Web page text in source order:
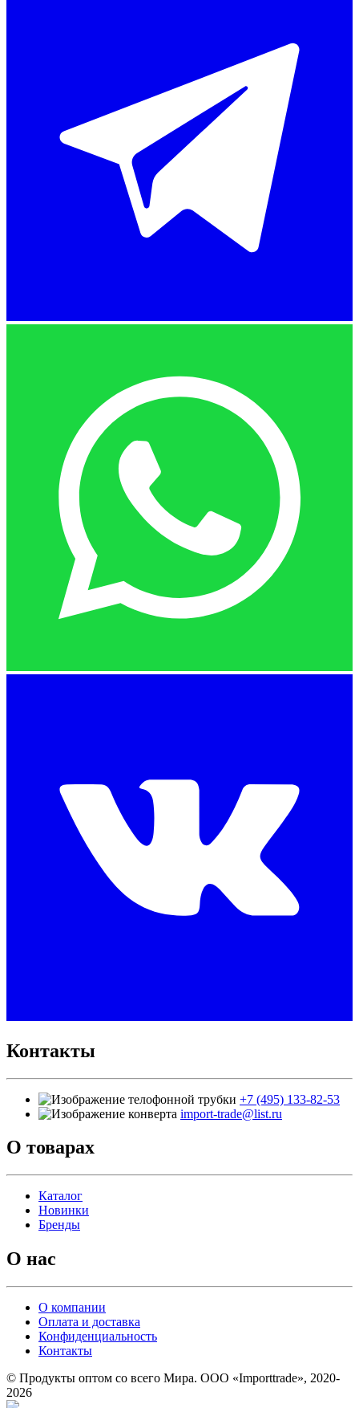
Контакты
+7 (495) 133-82-53
import-trade@list.ru
О товарах
Каталог
Новинки
Бренды
О нас
О компании
Оплата и доставка
Конфиденциальность
Контакты
© Продукты оптом со всего Мира. ООО «Importtrade», 2020-
2026